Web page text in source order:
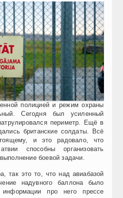
полицией и режим охраны
Сегодня был усиленный
периметр. Ещё в
британские солдаты. Всё
и это радовало, что
способны организовать
боевой задачи.
так это то, что над авиабазой
надувного баллона было
информации про него прессе